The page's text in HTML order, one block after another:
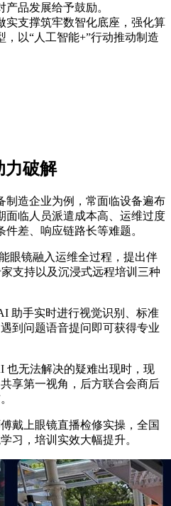
品发展给予鼓励。
实支撑筑牢数智化底座，强化算
以“人工智能+”行动推动制造
力破解
制造企业为例，常面临设备遍布
面临人员派遣成本高、运维过度
差、响应链路长等难题。
眼镜融入运维全过程，提出伴
支持以及沉浸式远程培训三种
助手实时进行视觉识别、标准
到问题语音提问即可获得专业
也无法解决的疑难出现时，现
享第一视角，后方联合会商后
戴上眼镜直播检修实操，全国
习，培训实效大幅提升。